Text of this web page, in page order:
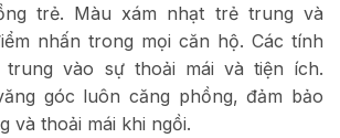
trẻ. Màu xám nhạt trẻ trung và
nhấn trong mọi căn hộ. Các tính
trung vào sự thoải mái và tiện ích.
góc luôn căng phồng, đảm bảo
và thoải mái khi ngồi.